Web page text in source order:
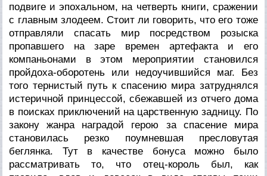
подвиге и эпохальном, на четверть книги, сражении
с главным злодеем. Стоит ли говорить, что его тоже
отправляли спасать мир посредством розыска
пропавшего на заре времен артефакта и его
компаньонами в этом мероприятии становился
пройдоха-оборотень или недоучившийся маг. Без
того тернистый путь к спасению мира затруднялся
истеричной принцессой, сбежавшей из отчего дома
в поисках приключений на царственную задницу. По
закону жанра наградой герою за спасение мира
становилась резко поумневшая пресловутая
беглянка. Тут в качестве бонуса можно было
рассматривать то, что отец-король был, как